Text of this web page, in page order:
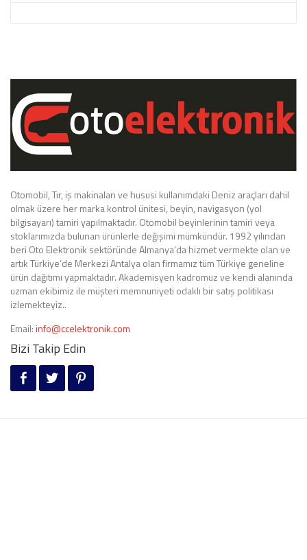
Otomobil, Tır, iş makinaları ve hususi kullanımdaki Deniz araçları dahil
olmak üzere her marka kontrol ünitesi, beyin, navigasyon (yol
bilgisayarı) tamiri yapılmaktadır. Otomobil beyinlerinin tamiri veya
stoklarımızda bulunan ürünlerle değişimi mümkündür. 1992 yılından
beri Oto Elektronik sektöründe Almanya’da hizmet vermekte olan ve
artık Türkiye’de Merkezi Antalya olan firmamız tüm Türkiye geneline
ürün dağıtımı yapmaktadır. Akademisyen kadromuz ve kendi alanında
uzman ekibimiz ile müşteri memnuniyeti odaklı bir satış politikası
izlemekteyiz..
Email:info@ccelektronik.com
Bizi Takip Edin